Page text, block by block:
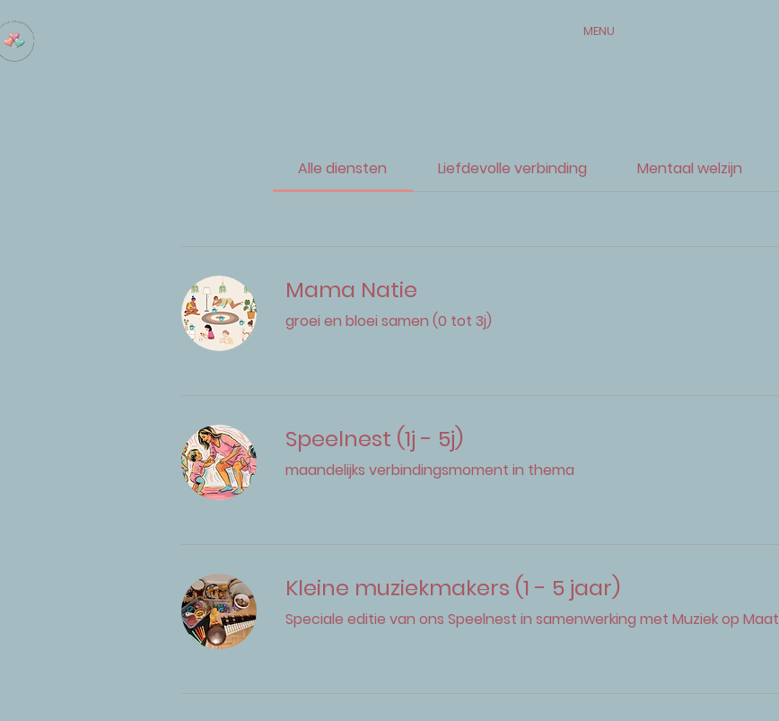
MENU
Alle diensten Liefdevolle verbinding Mentaal welzijn
Mama Natie
groei en bloei samen (0 tot 3j)
Speelnest (1j - 5j)
maandelijks verbindingsmoment in thema
Kleine muziekmakers (1 - 5 jaar)
Speciale editie van ons Speelnest in samenwerking met Muziek op Maat